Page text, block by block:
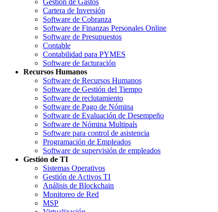
Gestión de Gastos
Cartera de Inversión
Software de Cobranza
Software de Finanzas Personales Online
Software de Presupuestos
Contable
Contabilidad para PYMES
Software de facturación
Recursos Humanos
Software de Recursos Humanos
Software de Gestión del Tiempo
Software de reclutamiento
Software de Pago de Nómina
Software de Evaluación de Desempeño
Software de Nómina Multipaís
Software para control de asistencia
Programación de Empleados
Software de supervisión de empleados
Gestión de TI
Sistemas Operativos
Gestión de Activos TI
Análisis de Blockchain
Monitoreo de Red
MSP